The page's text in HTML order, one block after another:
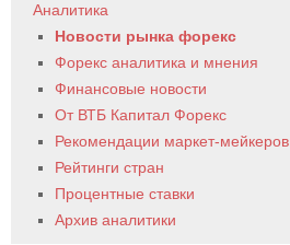
Аналитика
Новости рынка форекс
Форекс аналитика и мнения
Финансовые новости
От ВТБ Капитал Форекс
Рекомендации маркет-мейкеров
Рейтинги стран
Процентные ставки
Архив аналитики